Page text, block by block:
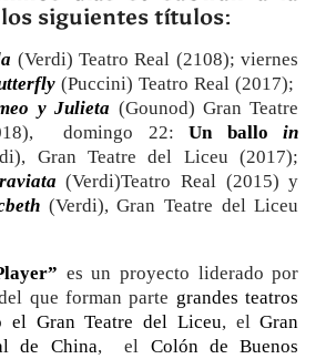
siguientes títulos:
(Verdi) Teatro Real (2108); viernes
(Puccini) Teatro Real (2017);
y Julieta (Gounod) Gran Teatre
domingo 22:Un ballo in
Gran Teatre del Liceu (2017);
(Verdi)Teatro Real (2015) y
(Verdi), Gran Teatre del Liceu
es un proyecto liderado por
que forman parte grandes teatros
el Gran Teatre del Liceu, elGran
de China, el Colón de Buenos